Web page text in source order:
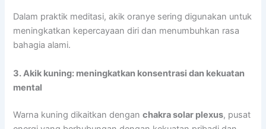
Dalam praktik meditasi, akik oranye sering digunakan untuk
meningkatkan kepercayaan diri dan menumbuhkan rasa
bahagia alami.
3. Akik kuning: meningkatkan konsentrasi dan kekuatan
mental
Warna kuning dikaitkan denganchakra solar plexus, pusat